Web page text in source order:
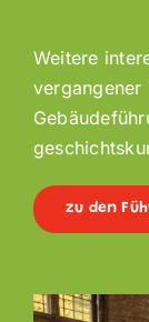
Weitere
vergangener
zu den